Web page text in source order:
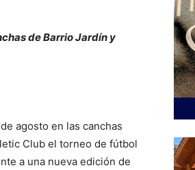
de Barrio Jardín y
agosto en las canchas
Club el torneo de fútbol
a una nueva edición de